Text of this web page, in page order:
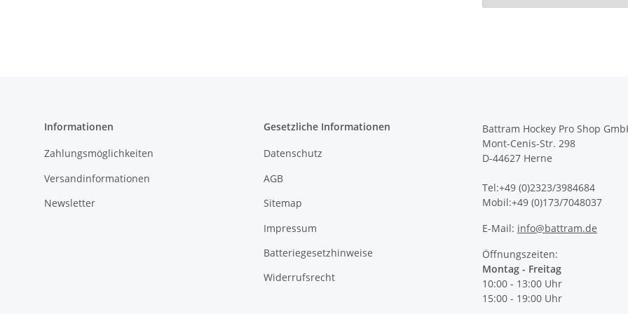
Informationen
Zahlungsmöglichkeiten
Versandinformationen
Newsletter
Gesetzliche Informationen
Datenschutz
AGB
Sitemap
Impressum
Batteriegesetzhinweise
Widerrufsrecht
Battram Hockey Pro Shop
Mont-Cenis-Str. 298
D-44627 Herne
Tel:+49 (0)2323/3984684
Mobil:+49 (0)173/7048037
E-Mail: info@battram.de
Öffnungszeiten:
Montag - Freitag
10:00 - 13:00 Uhr
15:00 - 19:00 Uhr